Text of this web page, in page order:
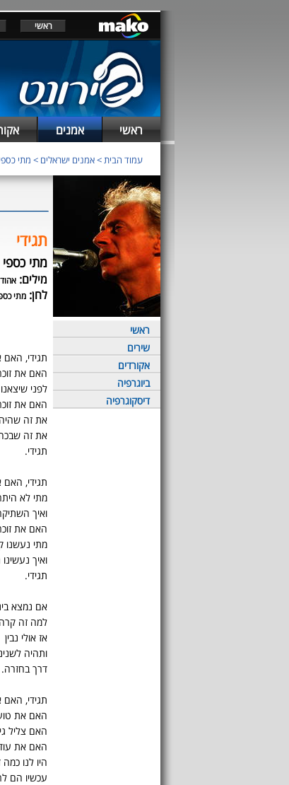
ראשי
ראשי אמנים
עמוד הבית>אמנים ישראלים > מתי כספי
ראשי
שירים
אקורדים
ביוגרפיה
דיסקוגרפיה
תגידי
מתי כספי
מילים:
לחן: מתי
תגידי, האם
האם את
לפני
האם את
את זה
את זה
תגידי.
תגידי, האם
מתי לא
ואיך
האם את
מתי נעשנו
ואיך
תגידי.
אם נמצא
למה זה
אז אולי נבין
ותהיה
דרך בחזרה.
תגידי,
האם את
האם צליל
האם את
היו לנו
עכשיו הם